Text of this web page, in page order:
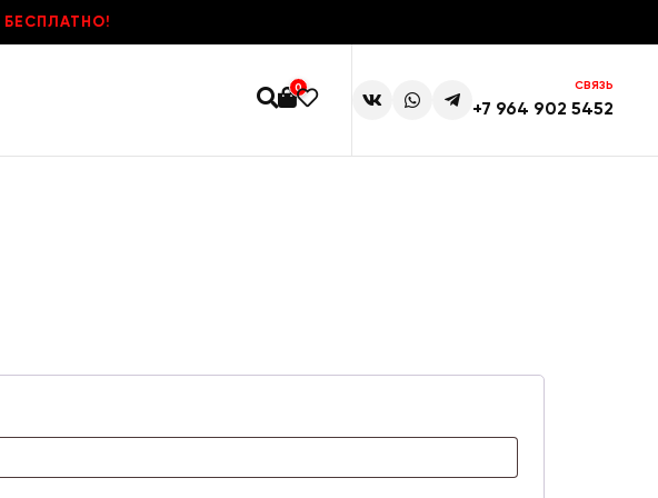
БЕСПЛАТНО!
0 СВЯЗЬ
+7 964 902 5452